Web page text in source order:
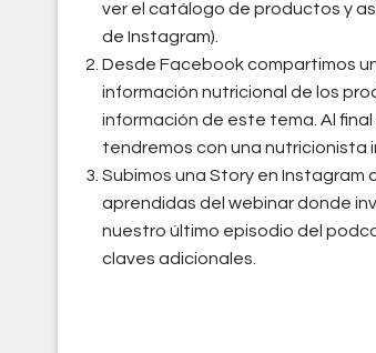
ver el catálogo de productos y
de Instagram).
Desde Facebook compartimos
información nutricional de los
información de este tema. Al
tendremos con una nutricionista
Subimos una Story en
aprendidas del webinar donde
nuestro último episodio del
claves adicionales.